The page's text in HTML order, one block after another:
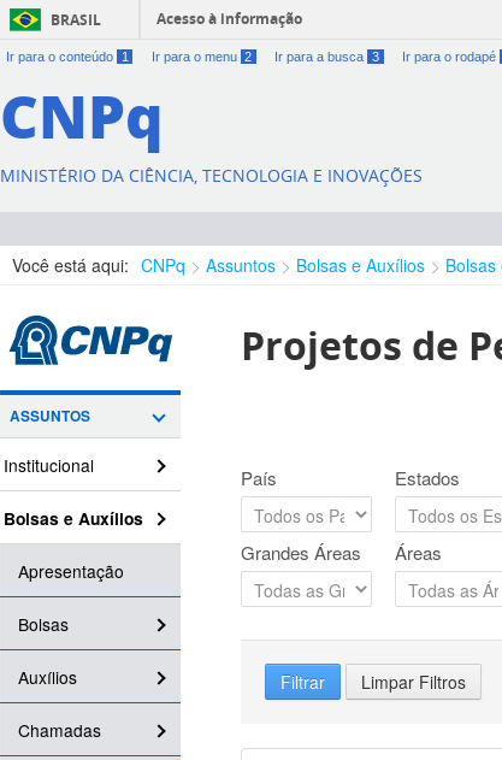
BRASIL Acesso à informação
Ir para o conteúdo 1 Ir para o menu 2 Ir para a busca 3 Ir para o rodapé
CNPq
MINISTÉRIO DA CIÊNCIA, TECNOLOGIA E INOVAÇÕES
Você está aqui: CNPq Assuntos Bolsas e Auxílios
ASSUNTOS
Institucional
Bolsas e Auxílios
Apresentação
Bolsas
Auxílios
Chamadas
Projetos de
País Estados
Grandes Áreas Áreas
Filtrar Limpar Filtros